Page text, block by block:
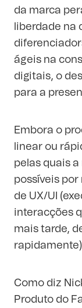
da marca
liberdade na
ágeis na
digitais, o
para a
Embora o
linear ou
pelas quais
possíveis
de UX/UI
interacções
mais tarde,
Como diz
Produto do